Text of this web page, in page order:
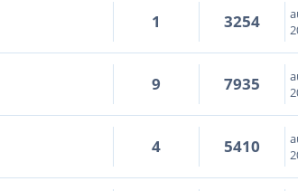
1 3254
9 7935
4 5410